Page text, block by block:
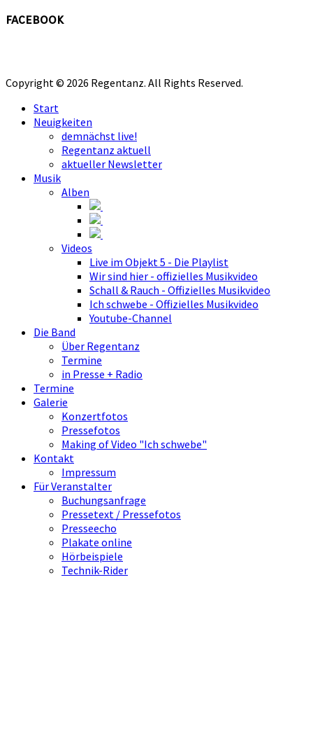
facebook
Copyright © 2026 Regentanz. All Rights Reserved.
Start
Neuigkeiten
demnächst live!
Regentanz aktuell
aktueller Newsletter
Musik
Alben
Videos
Live im Objekt 5 - Die Playlist
Wir sind hier - offizielles Musikvideo
Schall & Rauch - Offizielles Musikvideo
Ich schwebe - Offizielles Musikvideo
Youtube-Channel
Die Band
Über Regentanz
Termine
in Presse + Radio
Termine
Galerie
Konzertfotos
Pressefotos
Making of Video "Ich schwebe"
Kontakt
Impressum
Für Veranstalter
Buchungsanfrage
Pressetext / Pressefotos
Presseecho
Plakate online
Hörbeispiele
Technik-Rider